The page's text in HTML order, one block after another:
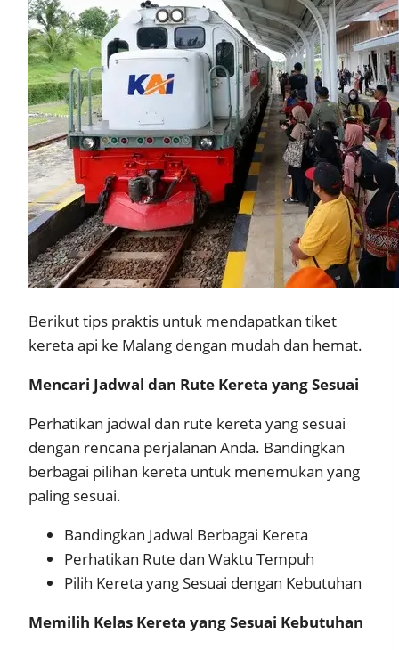
Berikut tips praktis untuk mendapatkan tiket
kereta api ke Malang dengan mudah dan hemat.
Mencari Jadwal dan Rute Kereta yang Sesuai
Perhatikan jadwal dan rute kereta yang sesuai
dengan rencana perjalanan Anda. Bandingkan
berbagai pilihan kereta untuk menemukan yang
paling sesuai.
Bandingkan Jadwal Berbagai Kereta
Perhatikan Rute dan Waktu Tempuh
Pilih Kereta yang Sesuai dengan Kebutuhan
Memilih Kelas Kereta yang Sesuai Kebutuhan